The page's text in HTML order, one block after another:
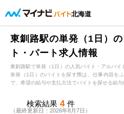
北海道
東釧路駅の単発（1日）
ト・パート求人情報
東釧路駅で単発（1日）の人気バイト・アルバイ
単発（1日）のバイトを探す際は、仕事内容を
で、希望の給与や支払方法でバイトを探せる給与
検索結果 4 件
（最終更新日：2026年8月7日）